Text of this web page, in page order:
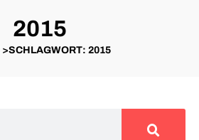
2015
>SCHLAGWORT: 2015